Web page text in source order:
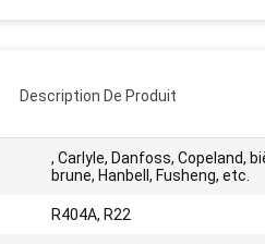
Description De Produit
, Carlyle, Danfoss, Copeland,
brune, Hanbell, Fusheng, etc.
R404A, R22